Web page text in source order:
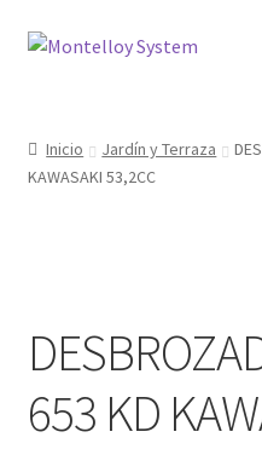
Ir
Ir
Ferretería
Protección Laboral
Contacto
Inicio Jardín y Terraza
KAWASAKI 53,2CC
653 KD